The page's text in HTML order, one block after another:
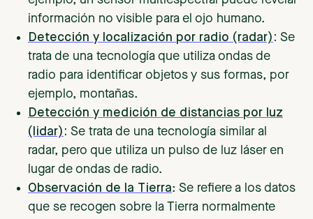
información no visible para el ojo humano.
Detección y localización por radio (radar) : Se
trata de una tecnología que utiliza ondas de
radio para identificar objetos y sus formas, por
ejemplo, montañas.
Detección y medición de distancias por luz
(lidar) : Se trata de una tecnología similar al
radar, pero que utiliza un pulso de luz láser en
lugar de ondas de radio.
Observación de la Tierra: Se refiere a los datos
que se recogen sobre la Tierra normalmente